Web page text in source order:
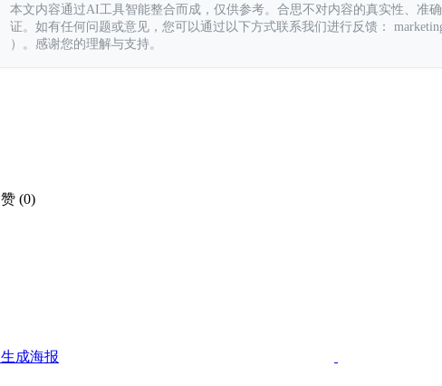
本文内容通过AI工具智能整合而成，仅供参考。合思不对内容的真实性、准
证。如有任何问题或意见，您可以通过以下方式联系我们进行反馈：
）。感谢您的理解与支持。
赞 (0)
生成海报